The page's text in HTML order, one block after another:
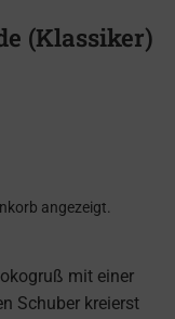
(Klassiker)
angezeigt.
mit einer
Schuber kreierst